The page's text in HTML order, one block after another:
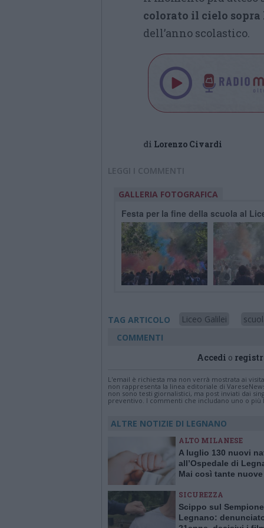
colorato il cielo sopra
dell’anno scolastico.
di Lorenzo Civardi
LEGGI I COMMENTI
GALLERIA FOTOGRAFICA
Festa per la fine della scuola al
TAG ARTICOLO Liceo Galilei
COMMENTI
Accedi o
L'email è richiesta ma non verrà mostrata ai
non rappresenta la linea editoriale di
non sono testi giornalistici, ma post inviati dai
preventivo. I commenti che includano uno o
ALTRE NOTIZIE DI LEGNANO
ALTO MILANESE
A luglio 130 nuovi
all’Ospedale di
Mai così tante
SICUREZZA
Scippo sul
Legnano: